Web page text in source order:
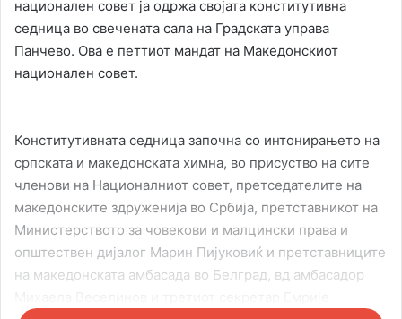
национален совет ја одржа својата конститутивна
седница во свечената сала на Градската управа
Панчево. Ова е петтиот мандат на Македонскиот
национален совет.
Конститутивната седница започна со интонирањето на
српската и македонската химна, во присуство на сите
членови на Националниот совет, претседателите на
македонските здруженија во Србија, претставникот на
Министерството за човекови и малцински права и
општествен дијалог Марин Пијуковиќ и претставниците
на македонската амбасада во Белград, вд амбасадор